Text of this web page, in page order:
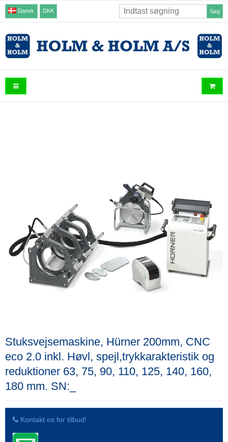
Dansk DKK Søg
Stuksvejsemaskine, Hürner 200mm, CNC
eco 2.0 inkl. Høvl, spejl,trykkarakteristik og
reduktioner 63, 75, 90, 110, 125, 140, 160,
180 mm. SN:_
Kontakt os for tilbud!